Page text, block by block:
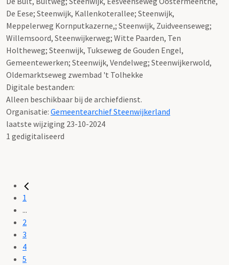
De Eese; Steenwijk, Kallenkoterallee; Steenwijk,
Meppelerweg Kornputkazerne,; Steenwijk, Zuidveenseweg;
Willemsoord, Steenwijkerweg; Witte Paarden, Ten
Holtheweg; Steenwijk, Tukseweg de Gouden Engel,
Gemeentewerken; Steenwijk, Vendelweg; Steenwijkerwold,
Oldemarktseweg zwembad 't Tolhekke
Digitale bestanden:
Alleen beschikbaar bij de archiefdienst.
Organisatie: Gemeentearchief Steenwijkerland
laatste wijziging 23-10-2024
1 gedigitaliseerd
1
...
2
3
4
5